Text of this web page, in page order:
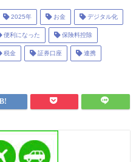
2025年 お金 デジタル化
便利になった 保険料控除
税金 証券口座 連携